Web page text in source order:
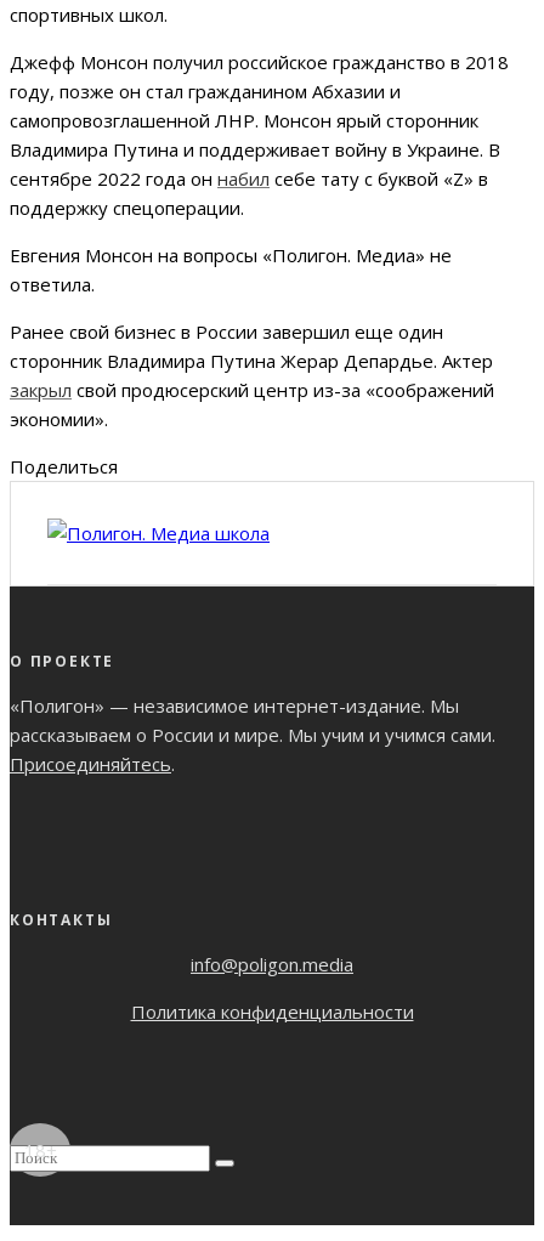
спортивных школ.
Джефф Монсон получил российское гражданство в 2018
году, позже он стал гражданином Абхазии и
самопровозглашенной ЛНР. Монсон ярый сторонник
Владимира Путина и поддерживает войну в Украине. В
сентябре 2022 года он набил себе тату с буквой «Z» в
поддержку спецоперации.
Евгения Монсон на вопросы «Полигон. Медиа» не
ответила.
Ранее свой бизнес в России завершил еще один
сторонник Владимира Путина Жерар Депардье. Актер
закрыл свой продюсерский центр из-за «соображений
экономии».
Поделиться
О ПРОЕКТЕ
«Полигон» — независимое интернет-издание. Мы
рассказываем о России и мире. Мы учим и учимся сами.
Присоединяйтесь.
КОНТАКТЫ
info@poligon.media
Политика конфиденциальности
18+